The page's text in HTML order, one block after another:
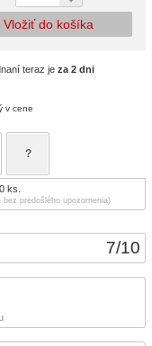
7/10
Vložiť do košíka
teraz je za 2 dni
v cene
?
ks.
predošlého upozornenia)